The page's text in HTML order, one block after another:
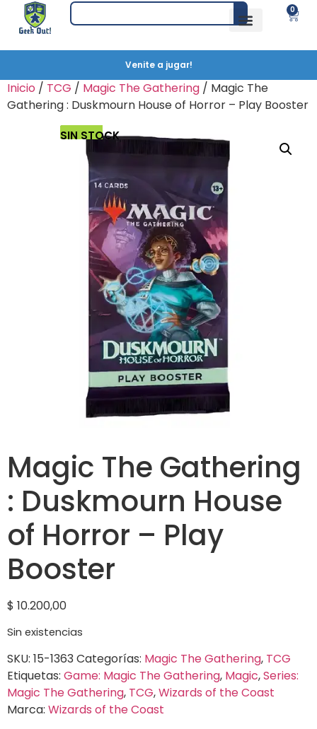
0
Venite a jugar!
Inicio / TCG / Magic The Gathering / Magic The
Gathering : Duskmourn House of Horror – Play Booster
SIN STOCK
Magic The Gathering
: Duskmourn House
of Horror – Play
Booster
$ 10.200,00
Sin existencias
SKU: 15-1363Categorías: Magic The Gathering, TCG
Etiquetas: Game: Magic The Gathering, Magic,Series:
Magic The Gathering, TCG,Wizards of the Coast
Marca: Wizards of the Coast